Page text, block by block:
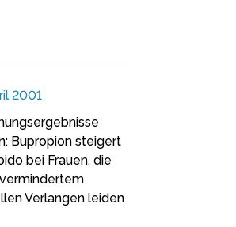
2001
Bupropion steigert
bei Frauen, die
Verlangen leiden